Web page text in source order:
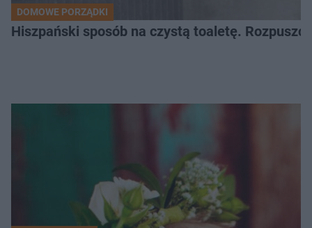
DOMOWE PORZĄDKI
Hiszpański sposób na czystą toaletę.